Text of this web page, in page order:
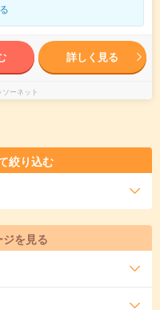
詳しく見る
ーネット
絞り込む
を見る